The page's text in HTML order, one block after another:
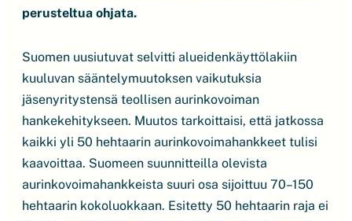
perusteltua ohjata.
Suomen uusiutuvat selvitti alueidenkäyttölakiin
kuuluvan sääntelymuutoksen vaikutuksia
jäsenyritystensä teollisen aurinkovoiman
hankekehitykseen. Muutos tarkoittaisi, että jatkossa
kaikki yli 50 hehtaarin aurinkovoimahankkeet tulisi
kaavoittaa. Suomeen suunnitteilla olevista
aurinkovoimahankkeista suuri osa sijoittuu 70–150
hehtaarin kokoluokkaan. Esitetty 50 hehtaarin raja ei